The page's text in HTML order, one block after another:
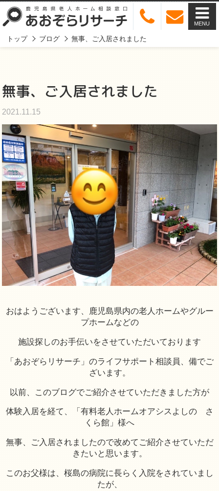
MENU
トップ ブログ 無事、ご入居されました
無事、ご入居されました
2021.11.15
おはようございます、鹿児島県内の老人ホームやグルー
プホームなどの
施設探しのお手伝いをさせていただいております
「あおぞらリサーチ」のライフサポート相談員、備でご
ざいます。
以前、このブログでご紹介させていただきました方が
体験入居を経て、「有料老人ホームオアシスよしの さ
くら館」様へ
無事、ご入居されましたので改めてご紹介させていただ
きたいと思います。
このお父様は、桜島の病院に長らく入院をされていまし
たが、